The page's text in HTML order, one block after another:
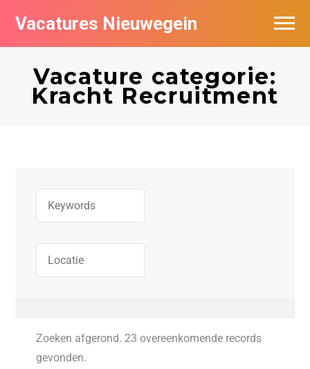
Vacatures Nieuwegein
Vacature categorie:
Kracht Recruitment
Zoeken afgerond. 23 overeenkomende records
gevonden.
Vacatures per bedrijf in Nieuwegein